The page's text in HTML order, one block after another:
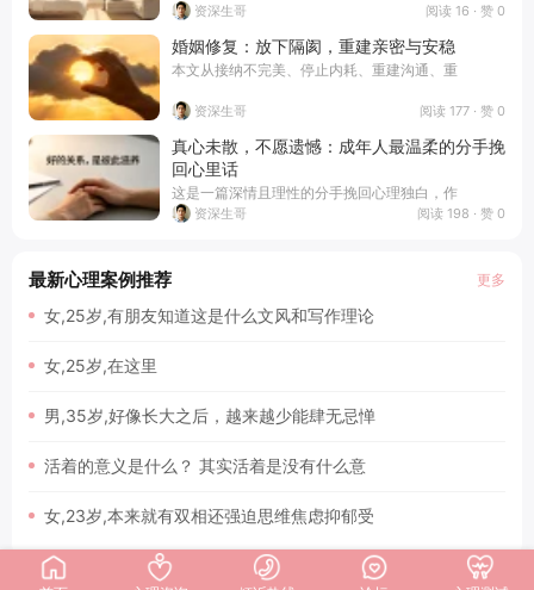
资深生哥 阅读 16 · 赞 0
婚姻修复：放下隔阂，重建亲密与安稳
本文从接纳不完美、停止内耗、重建沟通、重
资深生哥 阅读 177 · 赞 0
真心未散，不愿遗憾：成年人最温柔的分手挽
回心里话
这是一篇深情且理性的分手挽回心理独白，作
资深生哥 阅读 198 · 赞 0
最新心理案例推荐 更多
女,25岁,有朋友知道这是什么文风和写作理论
女,25岁,在这里
男,35岁,好像长大之后，越来越少能肆无忌惮
活着的意义是什么？ 其实活着是没有什么意
女,23岁,本来就有双相还强迫思维焦虑抑郁受
首页 > 心理文章